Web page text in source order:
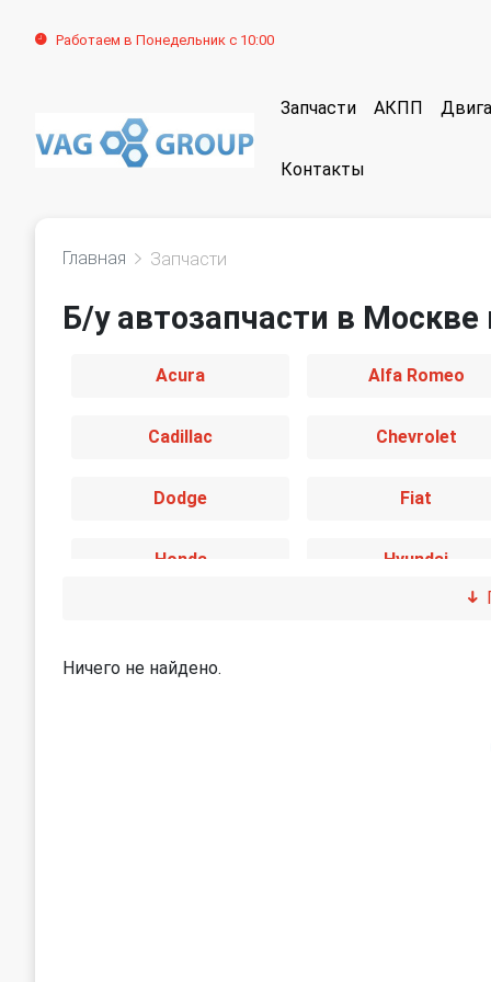
Работаем в Понедельник с 10:00
Запчасти АКПП
Контакты
Главная Запчасти
Б/у автозапчасти в Москве
Acura Alfa Romeo
Cadillac Chevrolet
Dodge Fiat
Honda Hyundai
Land Rover
Ничего не найдено.